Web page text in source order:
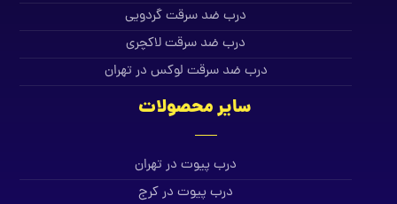
درب ضد سرقت گردویی
درب ضد سرقت لاکچری
درب ضد سرقت لوکس در تهران
سایر محصولات
درب پیوت در تهران
درب پیوت در کرج